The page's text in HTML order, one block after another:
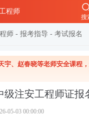
程师
搜
师 - 报考指导 - 考试报名
宇、赵春晓等老师安全课程
级注安工程师证报
05-03 00:00:00